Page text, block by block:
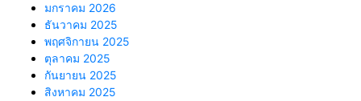
มกราคม 2026
ธันวาคม 2025
พฤศจิกายน 2025
ตุลาคม 2025
กันยายน 2025
สิงหาคม 2025